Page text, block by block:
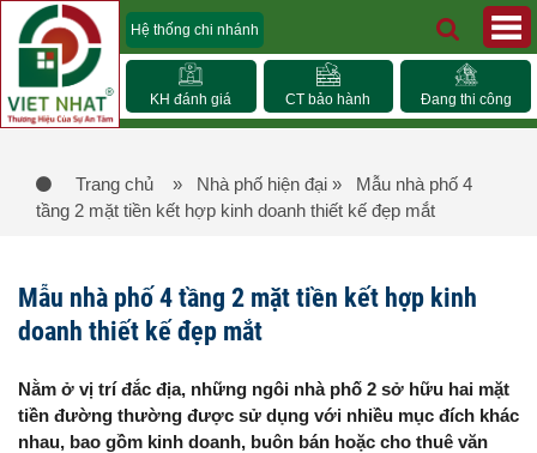
Hệ thống chi nhánh
KH đánh giá CT bảo hành Đang thi công
Trang chủ » Nhà phố hiện đại » Mẫu nhà phố 4
tầng 2 mặt tiền kết hợp kinh doanh thiết kế đẹp mắt
Mẫu nhà phố 4 tầng 2 mặt tiền kết hợp kinh
doanh thiết kế đẹp mắt
Nằm ở vị trí đắc địa, những ngôi nhà phố 2 sở hữu hai mặt
tiền đường thường được sử dụng với nhiều mục đích khác
nhau, bao gồm kinh doanh, buôn bán hoặc cho thuê văn